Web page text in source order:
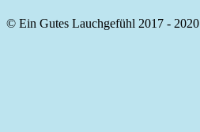
© Ein Gutes Lauchgefühl 2017 - 2020